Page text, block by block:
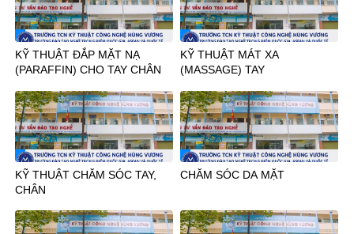
KỸ THUẬT ĐẮP MẶT NẠ
(PARAFFIN) CHO TAY CHÂN
KỸ THUẬT MÁT XA
(MASSAGE) TAY
KỸ THUẬT CHĂM SÓC TAY,
CHÂN
CHĂM SÓC DA MẶT